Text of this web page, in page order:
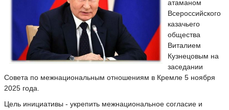
атаманом
Всероссийского
казачьего
общества
Виталием
Кузнецовым на
заседании
Совета по межнациональным отношениям в Кремле 5 ноября
2025 года.
Цель инициативы - укрепить межнациональное согласие и